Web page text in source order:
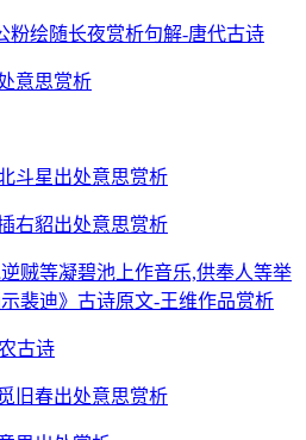
粉绘随长夜赏析句解-唐代古诗
意思赏析
斗星出处意思赏析
右貂出处意思赏析
贼等凝碧池上作音乐,供奉人等举
裴迪》古诗原文-王维作品赏析
古诗
旧春出处意思赏析